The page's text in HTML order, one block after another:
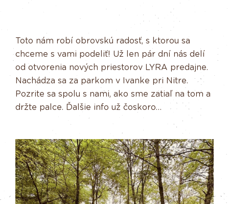
Toto nám robí obrovskú radosť, s ktorou sa
chceme s vami podeliť! Už len pár dní nás delí
od otvorenia nových priestorov LYRA predajne.
Nachádza sa za parkom v Ivanke pri Nitre.
Pozrite sa spolu s nami, ako sme zatiaľ na tom a
držte palce. Ďalšie info už čoskoro…